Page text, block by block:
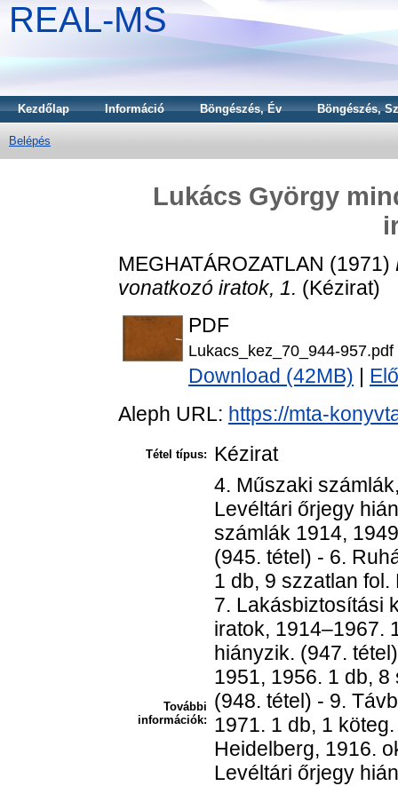
REAL-MS
Kezdőlap Információ Böngészés, Év Böngészés,
Belépés
Lukács György
MEGHATÁROZATLAN (1971)
vonatkozó iratok, 1. (Kézirat)
PDF
Lukacs_kez_70_944-957.pdf
Download (42MB)
Aleph URL: https://mta-
Tétel típus: Kézirat
További
információk:
4. Műszaki
Levéltári őrjegy
számlák 1914,
(945. tétel) - 6.
1 db, 9 szzatlan
7. Lakásbiztosítási
iratok, 1914–1967.
hiányzik. (947.
1951, 1956. 1 db,
(948. tétel) - 9.
1971. 1 db, 1
Heidelberg, 1916.
Levéltári őrjegy